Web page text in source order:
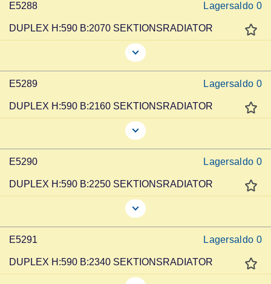
E5288 Lagersaldo 0
DUPLEX H:590 B:2070 SEKTIONSRADIATOR
E5289 Lagersaldo 0
DUPLEX H:590 B:2160 SEKTIONSRADIATOR
E5290 Lagersaldo 0
DUPLEX H:590 B:2250 SEKTIONSRADIATOR
E5291 Lagersaldo 0
DUPLEX H:590 B:2340 SEKTIONSRADIATOR